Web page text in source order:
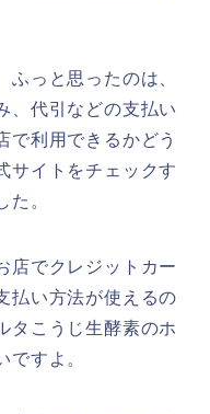
っと思ったのは、
、代引などの支払い
で利用できるかどう
サイトをチェックす
た。
店でクレジットカー
払い方法が使えるの
タこうじ生酵素のホ
ですよ。